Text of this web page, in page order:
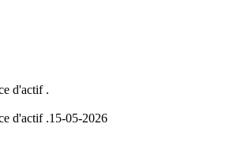
d'actif .
d'actif .15-05-2026